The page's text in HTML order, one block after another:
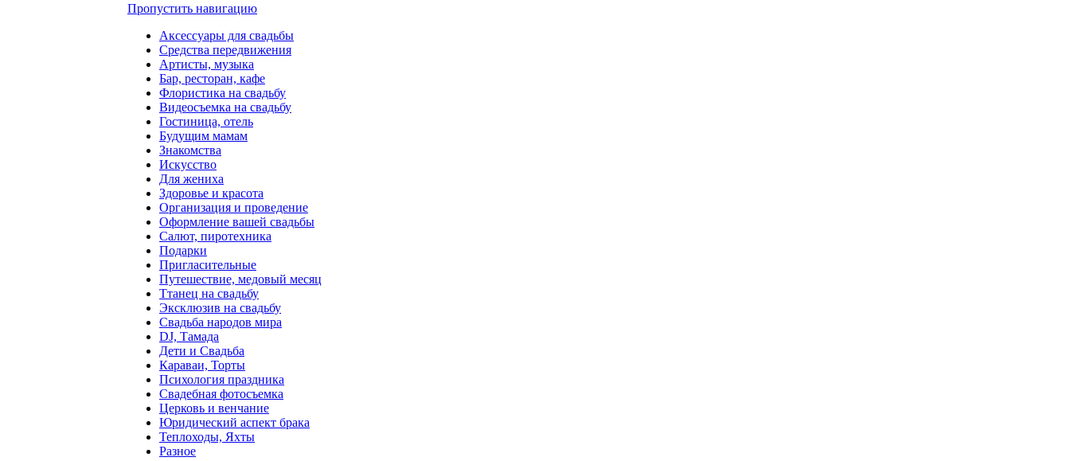
Пропустить навигацию
Аксессуары для свадьбы
Средства передвижения
Артисты, музыка
Бар, ресторан, кафе
Флористика на свадьбу
Видеосъемка на свадьбу
Гостиница, отель
Будущим мамам
Знакомства
Искусство
Для жениха
Здоровье и красота
Организация и проведение
Оформление вашей свадьбы
Салют, пиротехника
Подарки
Пригласительные
Путешествие, медовый месяц
Ттанец на свадьбу
Эксклюзив на свадьбу
Свадьба народов мира
DJ, Тамада
Дети и Свадьба
Караваи, Торты
Психология праздника
Свадебная фотосъемка
Церковь и венчание
Юридический аспект брака
Теплоходы, Яхты
Разное